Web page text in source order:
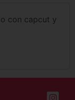
con capcut y